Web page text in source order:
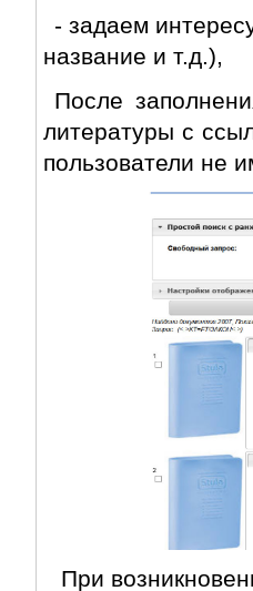
- задаем
название и т.д.),
После
литературы с
пользователи не
При